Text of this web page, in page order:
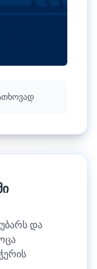
და